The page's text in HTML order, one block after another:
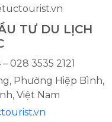
TƯ DU LỊCH
028 3535 2121
Phường Hiệp Bình,
Việt Nam